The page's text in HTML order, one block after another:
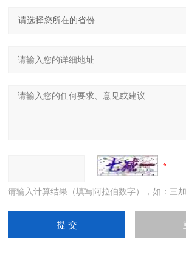
请输入计算结果（填写阿拉伯数字），如：三